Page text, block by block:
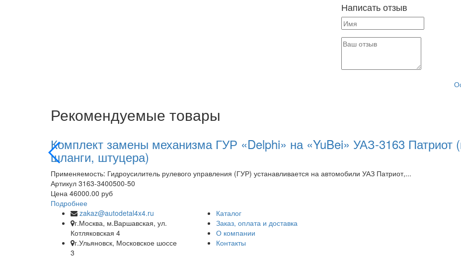
Написать отзыв
Рекомендуемые товары
Комплект замены механизма ГУР «Delphi» на «YuBei» УАЗ-3163 Патриот
шланги, штуцера)
Применяемость: Гидроусилитель рулевого управления (ГУР) устанавливается на автомобили УАЗ Патриот,...
Артикул 3163-3400500-50
Цена 46000.00 руб
Подробнее
zakaz@autodetal4x4.ru
г.Москва, м.Варшавская, ул.
Котляковская 4
г.Ульяновск, Московское шоссе
3
Каталог
Заказ, оплата и доставка
О компании
Контакты